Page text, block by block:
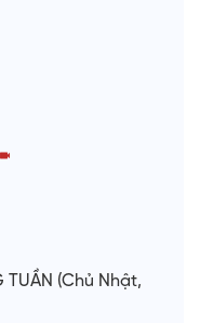
TUẦN (Chủ Nhật,